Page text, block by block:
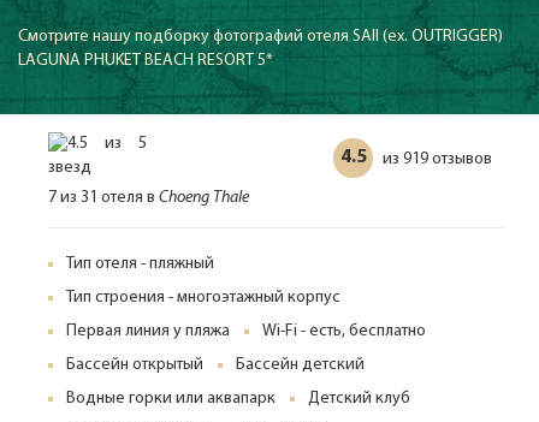
Смотрите нашу подборку фотографий отеля SAII (ex. OUTRIGGER)
LAGUNA PHUKET BEACH RESORT 5*
4.5 из 919 отзывов
7 из 31 отеля в Choeng Thale
Тип отеля - пляжный
Тип строения - многоэтажный корпус
Первая линия у пляжа
Wi-Fi - есть, бесплатно
Бассейн открытый
Бассейн детский
Водные горки или аквапарк
Детский клуб